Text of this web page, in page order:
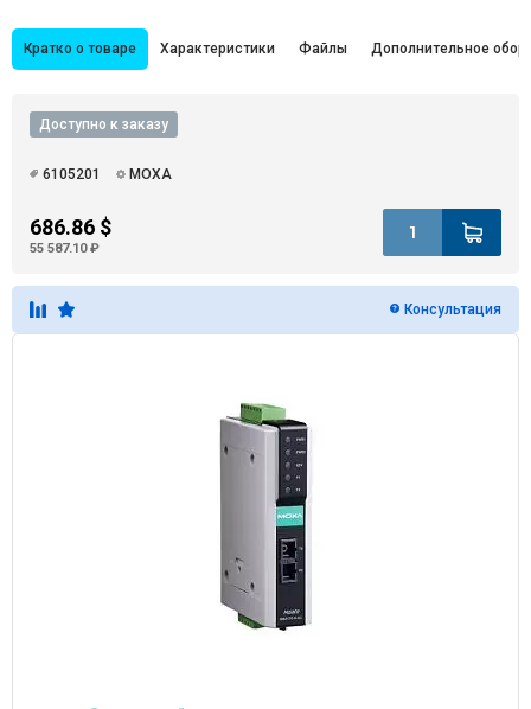
Кратко о товаре Характеристики Файлы Дополнительное
Доступно к заказу
6105201 MOXA
686.86 $
55 587.10 ₽
Консультация